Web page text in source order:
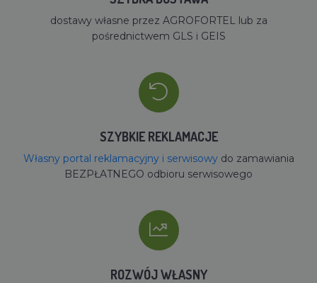
dostawy własne przez AGROFORTEL lub za
pośrednictwem GLS i GEIS
SZYBKIE REKLAMACJE
Własny portal reklamacyjny i serwisowydo zamawiania
BEZPŁATNEGO odbioru serwisowego
ROZWÓJ WŁASNY